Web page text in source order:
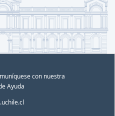
con nuestra
Ayuda